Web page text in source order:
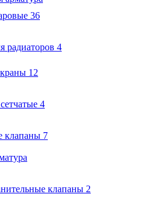
36
радиаторов 4
12
4
клапаны 7
клапаны 2